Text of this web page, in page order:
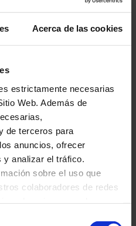
Acerca de las cookies
estrictamente necesarias
Web. Además de
de terceros para
anuncios, ofrecer
analizar el tráfico.
sobre el uso que
colaboradores de redes
Catalana, este
i Montaner
hospitalaria
introdujocriterios
ventilación y
, sin renunciar a una
decorativa.
y los espacios